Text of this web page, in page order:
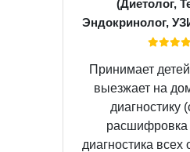
(Диетолог,
Эндокринолог,
Принимает
выезжает на
диагностику
диагностика